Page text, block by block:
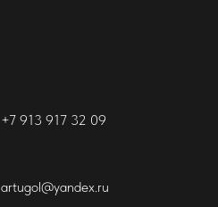
+7 913 917 32 09
artugol@yandex.ru